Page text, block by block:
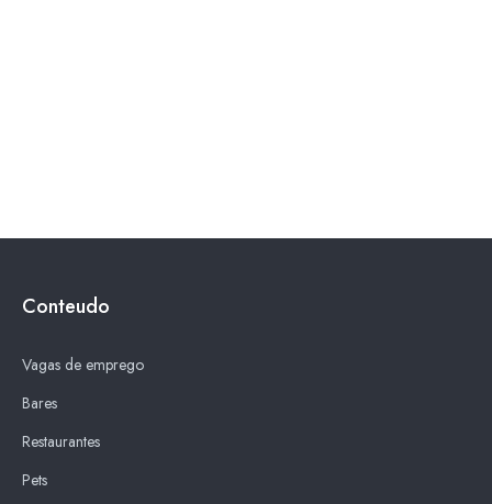
Conteudo
Vagas de emprego
Bares
Restaurantes
Pets